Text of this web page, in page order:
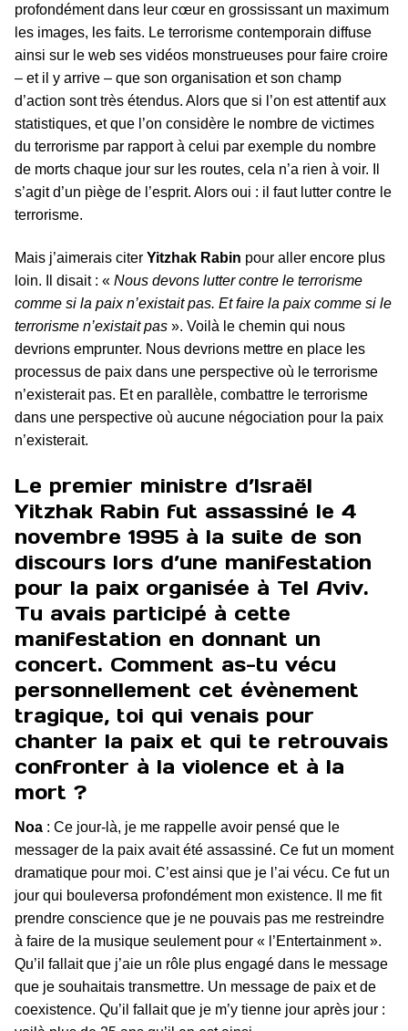
profondément dans leur cœur en grossissant un maximum
les images, les faits. Le terrorisme contemporain diffuse
ainsi sur le web ses vidéos monstrueuses pour faire croire
– et il y arrive – que son organisation et son champ
d’action sont très étendus. Alors que si l’on est attentif aux
statistiques, et que l’on considère le nombre de victimes
du terrorisme par rapport à celui par exemple du nombre
de morts chaque jour sur les routes, cela n’a rien à voir. Il
s’agit d’un piège de l’esprit. Alors oui : il faut lutter contre le
terrorisme.
Mais j’aimerais citer Yitzhak Rabin pour aller encore plus
loin. Il disait : « Nous devons lutter contre le terrorisme
comme si la paix n’existait pas. Et faire la paix comme si le
terrorisme n’existait pas ». Voilà le chemin qui nous
devrions emprunter. Nous devrions mettre en place les
processus de paix dans une perspective où le terrorisme
n’existerait pas. Et en parallèle, combattre le terrorisme
dans une perspective où aucune négociation pour la paix
n’existerait.
Le premier ministre d’Israël
Yitzhak Rabin fut assassiné le 4
novembre 1995 à la suite de son
discours lors d’une manifestation
pour la paix organisée à Tel Aviv.
Tu avais participé à cette
manifestation en donnant un
concert. Comment as-tu vécu
personnellement cet évènement
tragique, toi qui venais pour
chanter la paix et qui te retrouvais
confronter à la violence et à la
mort ?
Noa : Ce jour-là, je me rappelle avoir pensé que le
messager de la paix avait été assassiné. Ce fut un moment
dramatique pour moi. C’est ainsi que je l’ai vécu. Ce fut un
jour qui bouleversa profondément mon existence. Il me fit
prendre conscience que je ne pouvais pas me restreindre
à faire de la musique seulement pour « l’Entertainment ».
Qu’il fallait que j’aie un rôle plus engagé dans le message
que je souhaitais transmettre. Un message de paix et de
coexistence. Qu’il fallait que je m’y tienne jour après jour :